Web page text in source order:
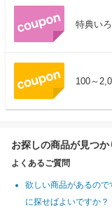
特典い
100～
お探しの商品が見つ
よくあるご質問
欲しい商品があるので
に探せばよいですか？